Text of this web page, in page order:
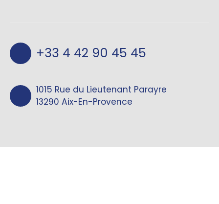
+33 4 42 90 45 45
1015 Rue du Lieutenant Parayre
13290 Aix-En-Provence